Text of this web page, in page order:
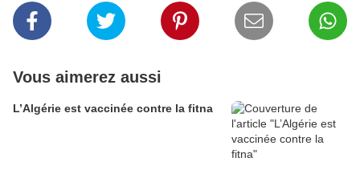
Vous aimerez aussi
L’Algérie est vaccinée contre la fitna